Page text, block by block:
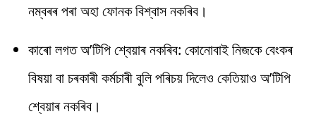
নম্বৰৰ পৰা অহা ফোনক বিশ্বাস নকৰিব।
কাৰো লগত অ’টিপি শ্বেয়াৰ নকৰিব: কোনোবাই নিজকে বেংকৰ
বিষয়া বা চৰকাৰী কৰ্মচাৰী বুলি পৰিচয় দিলেও কেতিয়াও অ’টিপি
শ্বেয়াৰ নকৰিব।